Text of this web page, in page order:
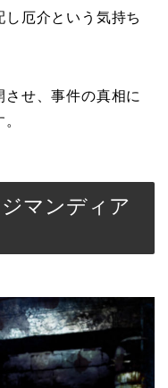
厄介という気持ち
せ、事件の真相に
マンディア